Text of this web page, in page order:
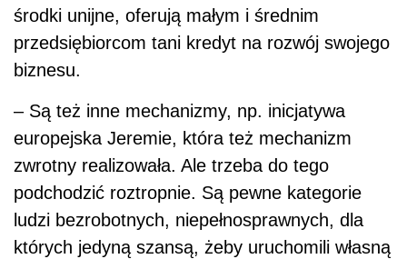
środki unijne, oferują małym i średnim
przedsiębiorcom tani kredyt na rozwój swojego
biznesu.
– Są też inne mechanizmy, np. inicjatywa
europejska Jeremie, która też mechanizm
zwrotny realizowała. Ale trzeba do tego
podchodzić roztropnie. Są pewne kategorie
ludzi bezrobotnych, niepełnosprawnych, dla
których jedyną szansą, żeby uruchomili własną